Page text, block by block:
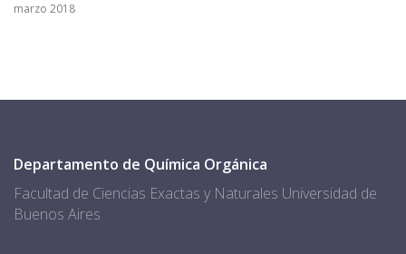
marzo 2018
Departamento de Química Orgánica
Facultad de Ciencias Exactas y Naturales Universidad de
Buenos Aires